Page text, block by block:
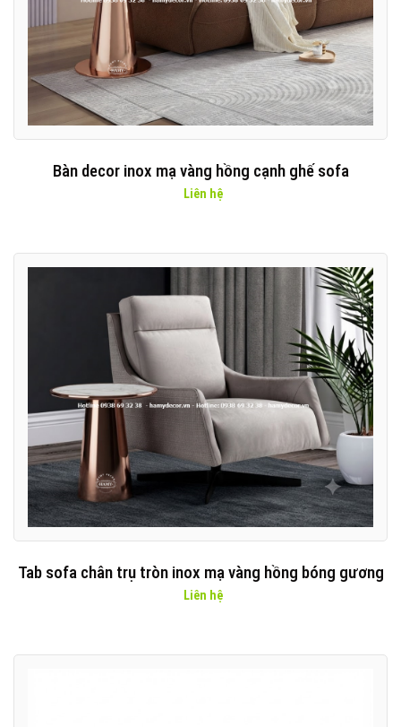
Bàn decor inox mạ vàng hồng cạnh ghế sofa
Liên hệ
Tab sofa chân trụ tròn inox mạ vàng hồng bóng gương
Liên hệ